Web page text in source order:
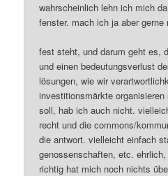
wahrscheinlich lehn ich mich
fenster. mach ich ja aber gerne
fest steht, und darum geht es,
und einen bedeutungsverlust
lösungen, wie wir
investitionsmärkte
soll, hab ich auch nicht.
recht und die commons/
die antwort. vielleicht einfach
genossenschaften, etc.
richtig hat mich noch nichts